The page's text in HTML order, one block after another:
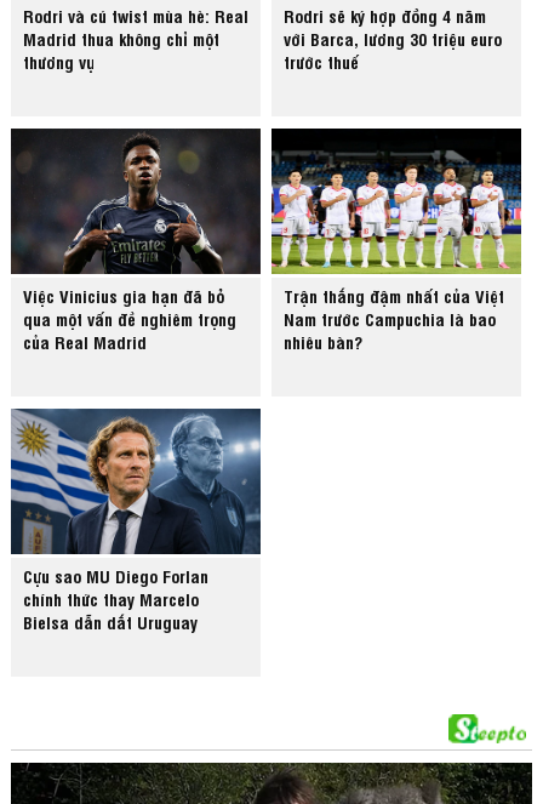
Rodri và cú twist mùa hè: Real
Madrid thua không chỉ một
thương vụ
Rodri sẽ ký hợp đồng 4 năm
với Barca, lương 30 triệu euro
trước thuế
Việc Vinicius gia hạn đã bỏ
qua một vấn đề nghiêm trọng
của Real Madrid
Trận thắng đậm nhất của Việt
Nam trước Campuchia là bao
nhiêu bàn?
Cựu sao MU Diego Forlan
chính thức thay Marcelo
Bielsa dẫn dắt Uruguay